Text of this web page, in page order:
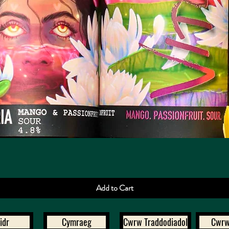
Add to Cart
Cymraeg Cwrw Traddodiadol